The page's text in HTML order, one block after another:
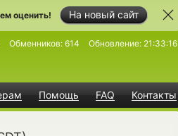
На новый сайт
оценить!
Помощь FAQ Контакты
Обменников: 614 Обновление: 21:33:16